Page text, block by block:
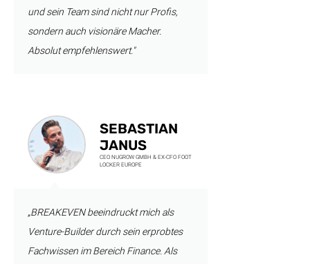
und sein Team sind nicht nur Profis,
sondern auch visionäre Macher.
Absolut empfehlenswert."
„BREAKEVEN beeindruckt mich als
Venture-Builder durch sein erprobtes
Fachwissen im Bereich Finance. Als
SEBASTIAN
JANUS
CEO NUGROW GMBH & EX-CFO FOOT
LOCKER EUROPE